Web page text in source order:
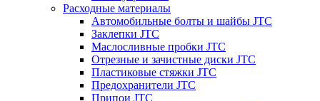
Расходные материалы
Автомобильные болты и шайбы JTC
Заклепки JTC
Маслосливные пробки JTC
Отрезные и зачистные диски JTC
Пластиковые стяжки JTC
Предохранители JTC
Припои JTC